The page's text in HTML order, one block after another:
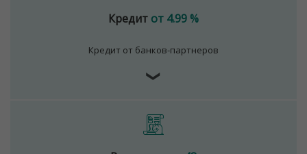
Кредит от 4.99 %
Кредит от банков-партнеров
❯